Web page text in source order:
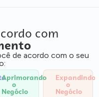
com
de acordo com o seu
Aprimorando
o
Negócio
Expandindo
o
Negócio